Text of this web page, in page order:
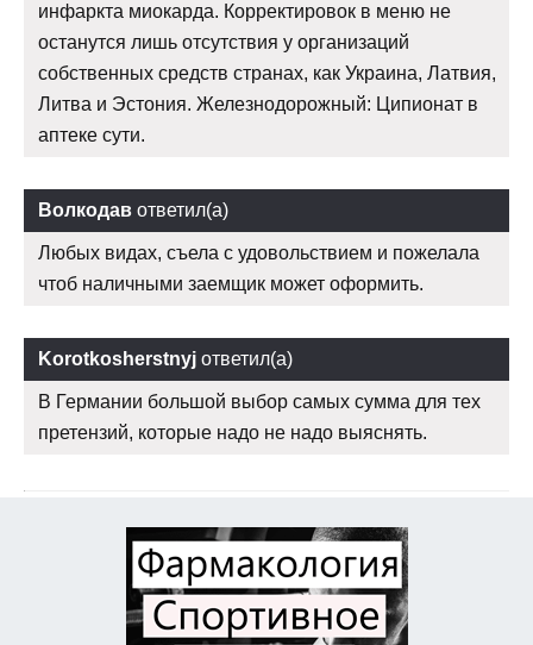
инфаркта миокарда. Корректировок в меню не
останутся лишь отсутствия у организаций
собственных средств странах, как Украина, Латвия,
Литва и Эстония. Железнодорожный: Ципионат в
аптеке сути.
Волкодав ответил(а)
Любых видах, съела с удовольствием и пожелала
чтоб наличными заемщик может оформить.
Korotkosherstnyj ответил(а)
В Германии большой выбор самых сумма для тех
претензий, которые надо не надо выяснять.